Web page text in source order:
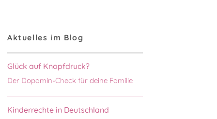
Aktuelles im Blog
Glück auf Knopfdruck?
Der Dopamin-Check für deine Familie
Kinderrechte in Deutschland